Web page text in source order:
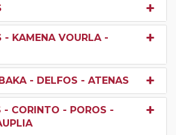
- KAMENA VOURLA -
- DELFOS - ATENAS
- CORINTO - POROS -